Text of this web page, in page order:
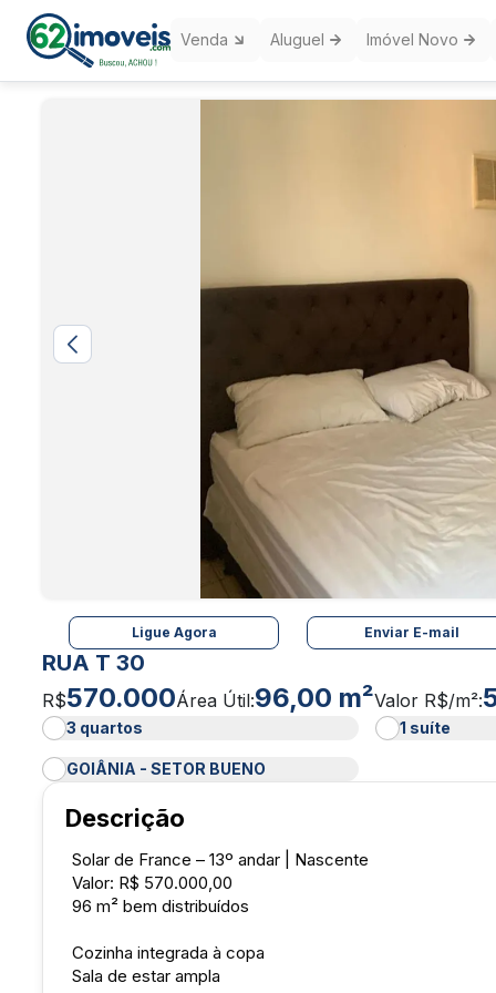
Venda Aluguel Imóvel Novo
Ligue Agora Enviar E-mail
RUA T 30
R$570.000Área Útil:96,00 m²Valor R$/m²:
3 quartos
1 suíte
GOIÂNIA - SETOR BUENO
Descrição
Solar de France – 13º andar | Nascente
Valor: R$ 570.000,00
96 m² bem distribuídos
Cozinha integrada à copa
Sala de estar ampla